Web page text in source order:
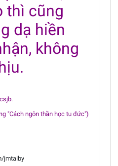
thì cũng
dạ hiền
không
"Cách ngôn thần học tu đức")
jmtaiby